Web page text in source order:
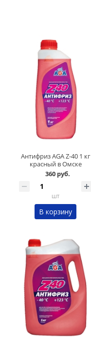
Антифриз AGA Z-40 1 кг
красный в Омске
360 руб.
шт
В корзину